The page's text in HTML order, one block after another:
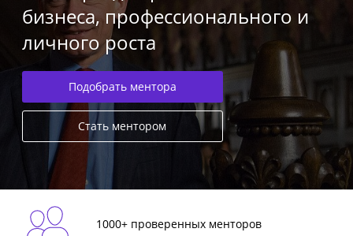
бизнеса, профессионального и
личного роста
Подобрать ментора
Стать ментором
1000+ проверенных менторов